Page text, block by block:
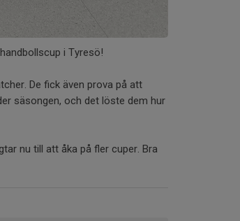
i Tyresö!
De fick även prova på att
säsongen, och det löste dem hur
nu till att åka på fler cuper. Bra